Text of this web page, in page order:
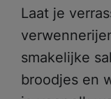
Laat je
smakelijke
broodjes en